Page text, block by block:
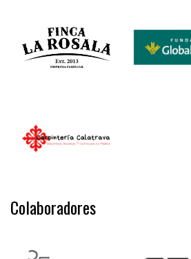
Colaboradores